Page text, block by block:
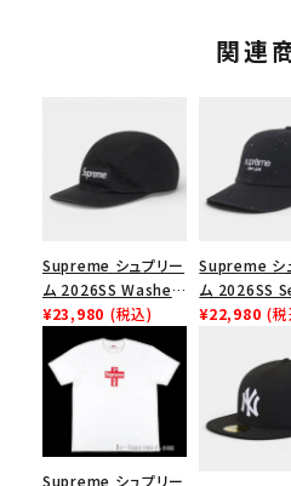
関連
Supreme シュプリー
ム 2026SS Washed
Chino Twill Camp
Cap ウォッシュド チ
ノツイル キャンプキャ
ップ ブラック
¥23,980 (税込)
Supreme シ
ム 2026SS
Denim
ークインデニ
シックロゴ 6
ャップ インデ
¥22,980 (税
Supreme シュプリー